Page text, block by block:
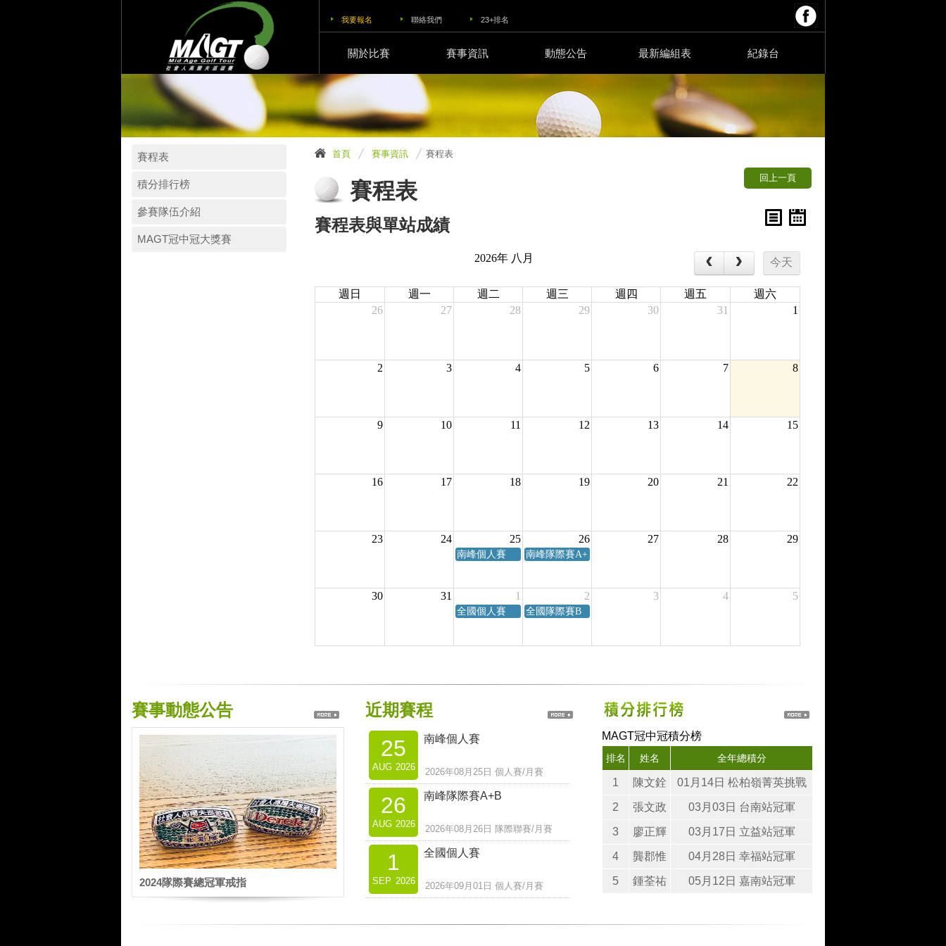
我要報名 聯絡我們 23+排名
關於比賽 賽事資訊 動態公告 最新編組表 紀錄台
賽程表
積分排行榜
參賽隊伍介紹
MAGT冠中冠大獎賽
首頁 賽事資訊 賽程表
賽程表
回上一頁
賽程表與單站成績
賽事動態公告
2024隊際賽總冠軍戒指
近期賽程
2026
AUG
25 南峰個人賽
2026年08月25日 個人賽/月賽
2026
AUG
26 南峰隊際賽A+B
2026年08月26日 隊際聯賽/月賽
2026
SEP
1 全國個人賽
2026年09月01日 個人賽/月賽
MAGT冠中冠積分榜
排名 姓名 全年總積分
1 陳文銓 01月14日 松柏嶺菁英挑戰
2 張文政 03月03日 台南站冠軍
3 廖正輝 03月17日 立益站冠軍
4 龔郡惟 04月28日 幸福站冠軍
5 鍾荃祐 05月12日 嘉南站冠軍